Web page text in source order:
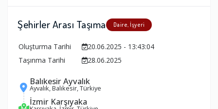
Şehirler Arası Taşıma Daire, İşyeri
Oluşturma Tarihi
20.06.2025 - 13:43:04
Taşınma Tarihi
28.06.2025
Balıkesir Ayvalık
Ayvalık, Balıkesir, Türkiye
İzmir Karşıyaka